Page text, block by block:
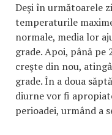
Deşi în următoarele
temperaturile
normale, media lor
grade. Apoi, până pe
creşte din nou,
grade. În a doua
diurne vor fi
perioadei, urmând a